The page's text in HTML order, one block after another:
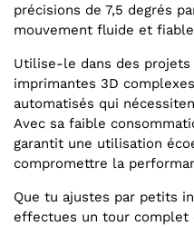
précisions de 7,5 degrés
mouvement fluide et
Utilise-le dans des projets
imprimantes 3D
automatisés qui
Avec sa faible
garantit une utilisation
compromettre la
Que tu ajustes par petits
effectues un tour complet